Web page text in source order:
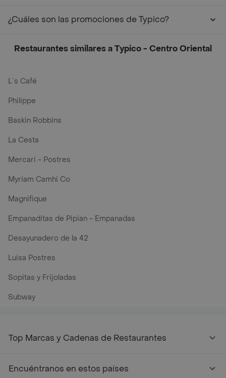
¿Cuáles son las promociones de Typico?
Restaurantes similares a Typico - Centro Oriental
L´s Café
Philippe
Baskin Robbins
La Cesta
Mercari - Postres
Myriam Camhi Co
Magnifique
Empanaditas de Pipian - Empanadas
Desayunadero de la 42
Luisa Postres
Sopitas y Frijoladas
Subway
Top Marcas y Cadenas de Restaurantes
Encuéntranos en estos países